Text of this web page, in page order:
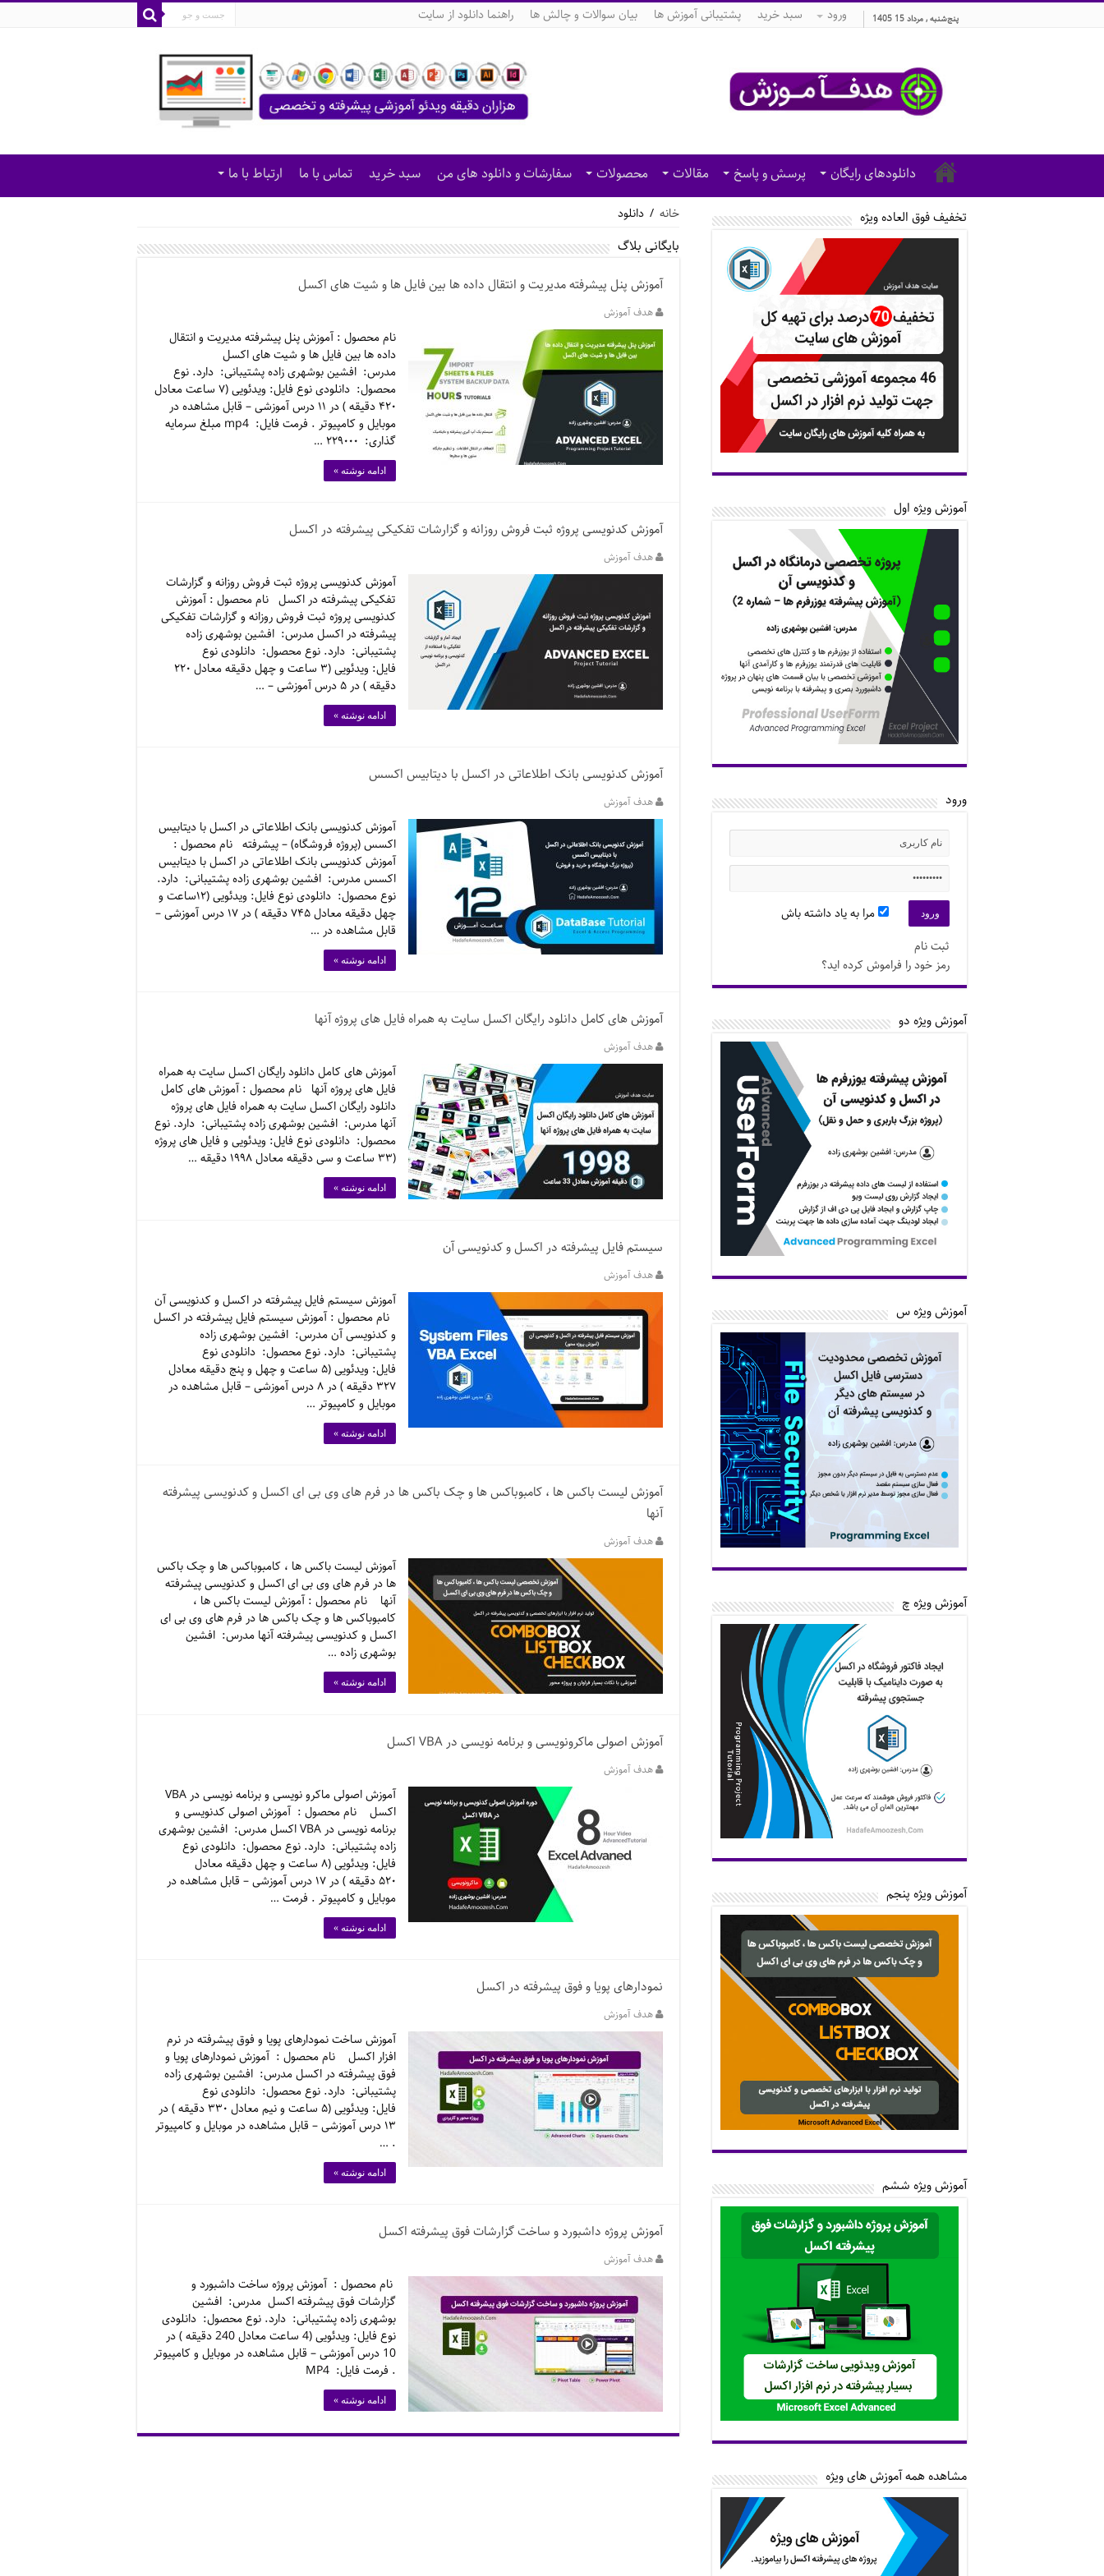
پنج‌شنبه , مرداد 15 1405 ورود سبد خرید پشتیبانی آموزش ها بیان سوالات و چالش ها راهنما دانلود از سایت
دانلودهای رایگان پرسش و پاسخ مقالات محصولات سفارشات و دانلود های من سبد خرید تماس با ما ارتباط با ما
خانه / دانلود
بایگانی بلاگ
آموزش پنل پیشرفته مدیریت و انتقال داده ها بین فایل ها و شیت های اکسل
هدف آموزش
نام محصول : آموزش پنل پیشرفته مدیریت و انتقال
داده ها بین فایل ها و شیت های اکسل
مدرس: افشین بوشهری زاده پشتیبانی: دارد. نوع
محصول: دانلودی نوع فایل: ویدئویی (۷ ساعت معادل
۴۲۰ دقیقه ) در ۱۱ درس آموزشی – قابل مشاهده در
موبایل و کامپیوتر . فرمت فایل: mp4 مبلغ سرمایه
گذاری: ۲۲۹۰۰۰ …
ادامه نوشته »
آموزش کدنویسی پروژه ثبت فروش روزانه و گزارشات تفکیکی پیشرفته در اکسل
هدف آموزش
آموزش کدنویسی پروژه ثبت فروش روزانه و گزارشات
تفکیکی پیشرفته در اکسل نام محصول : آموزش
کدنویسی پروژه ثبت فروش روزانه و گزارشات تفکیکی
پیشرفته در اکسل مدرس: افشین بوشهری زاده
پشتیبانی: دارد. نوع محصول: دانلودی نوع
فایل: ویدئویی (۳ ساعت و چهل دقیقه معادل ۲۲۰
دقیقه ) در ۵ درس آموزشی – …
ادامه نوشته »
آموزش کدنویسی بانک اطلاعاتی در اکسل با دیتابیس اکسس
هدف آموزش
آموزش کدنویسی بانک اطلاعاتی در اکسل با دیتابیس
اکسس (پروژه فروشگاه) – پیشرفته نام محصول :
آموزش کدنویسی بانک اطلاعاتی در اکسل با دیتابیس
اکسس مدرس: افشین بوشهری زاده پشتیبانی: دارد.
نوع محصول: دانلودی نوع فایل: ویدئویی (۱۲ساعت و
چهل دقیقه معادل ۷۴۵ دقیقه ) در ۱۷ درس آموزشی –
قابل مشاهده در …
ادامه نوشته »
آموزش های کامل دانلود رایگان اکسل سایت به همراه فایل های پروژه آنها
هدف آموزش
آموزش های کامل دانلود رایگان اکسل سایت به همراه
فایل های پروژه آنها نام محصول : آموزش های کامل
دانلود رایگان اکسل سایت به همراه فایل های پروژه
آنها مدرس: افشین بوشهری زاده پشتیبانی: دارد. نوع
محصول: دانلودی نوع فایل: ویدئویی و فایل های پروژه
(۳۳ ساعت و سی دقیقه معادل ۱۹۹۸ دقیقه …
ادامه نوشته »
سیستم فایل پیشرفته در اکسل و کدنویسی آن
هدف آموزش
آموزش سیستم فایل پیشرفته در اکسل و کدنویسی آن
نام محصول : آموزش سیستم فایل پیشرفته در اکسل
و کدنویسی آن مدرس: افشین بوشهری زاده
پشتیبانی: دارد. نوع محصول: دانلودی نوع
فایل: ویدئویی (۵ ساعت و چهل و پنج دقیقه معادل
۳۲۷ دقیقه ) در ۸ درس آموزشی – قابل مشاهده در
موبایل و کامپیوتر …
ادامه نوشته »
آموزش لیست باکس ها ، کامبوباکس ها و چک باکس ها در فرم های وی بی ای اکسل و کدنویسی پیشرفته
آنها
هدف آموزش
آموزش لیست باکس ها ، کامبوباکس ها و چک باکس
ها در فرم های وی بی ای اکسل و کدنویسی پیشرفته
آنها نام محصول : آموزش لیست باکس ها ،
کامبوباکس ها و چک باکس ها در فرم های وی بی ای
اکسل و کدنویسی پیشرفته آنها مدرس: افشین
بوشهری زاده …
ادامه نوشته »
آموزش اصولی ماکرونویسی و برنامه نویسی در VBA اکسل
هدف آموزش
آموزش اصولی ماکرو نویسی و برنامه نویسی در VBA
اکسل نام محصول : آموزش اصولی کدنویسی و
برنامه نویسی در VBA اکسل مدرس: افشین بوشهری
زاده پشتیبانی: دارد. نوع محصول: دانلودی نوع
فایل: ویدئویی (۸ ساعت و چهل دقیقه معادل
۵۲۰ دقیقه ) در ۱۷ درس آموزشی – قابل مشاهده در
موبایل و کامپیوتر . فرمت …
ادامه نوشته »
نمودارهای پویا و فوق پیشرفته در اکسل
هدف آموزش
آموزش ساخت نمودارهای پویا و فوق پیشرفته در نرم
افزار اکسل نام محصول : آموزش نمودارهای پویا و
فوق پیشرفته در اکسل مدرس: افشین بوشهری زاده
پشتیبانی: دارد. نوع محصول: دانلودی نوع
فایل: ویدئویی (۵ ساعت و نیم معادل ۳۳۰ دقیقه ) در
۱۳ درس آموزشی – قابل مشاهده در موبایل و کامپیوتر
. …
ادامه نوشته »
آموزش پروژه داشبورد و ساخت گزارشات فوق پیشرفته اکسل
هدف آموزش
نام محصول : آموزش پروژه ساخت داشبورد و
گزارشات فوق پیشرفته اکسل مدرس: افشین
بوشهری زاده پشتیبانی: دارد. نوع محصول: دانلودی
نوع فایل: ویدئویی (4 ساعت معادل 240 دقیقه ) در
10 درس آموزشی – قابل مشاهده در موبایل و کامپیوتر
. فرمت فایل: MP4
ادامه نوشته »
تخفیف فوق العاده ویژه
آموزش ویژه اول
ورود
مرا به یاد داشته باش
ثبت نام
رمز خود را فراموش کرده اید؟
آموزش ویژه دو
آموزش ویژه س
آموزش ویژه چ
آموزش ویژه پنجم
آموزش ویژه ششم
مشاهده همه آموزش های ویژه